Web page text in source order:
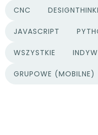
CNC
JAVASCRIPT
WSZYSTKIE
TYPY PROJEKTÓW
GRUPOWE (MOBILNE)